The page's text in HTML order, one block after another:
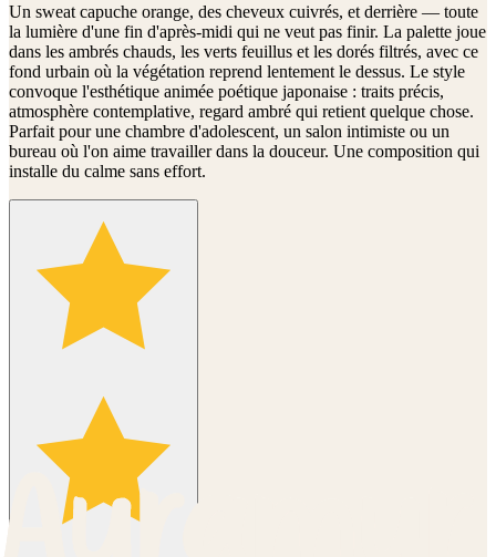
Un sweat capuche orange, des cheveux cuivrés, et derrière — toute
la lumière d'une fin d'après-midi qui ne veut pas finir. La palette joue
dans les ambrés chauds, les verts feuillus et les dorés filtrés, avec ce
fond urbain où la végétation reprend lentement le dessus. Le style
convoque l'esthétique animée poétique japonaise : traits précis,
atmosphère contemplative, regard ambré qui retient quelque chose.
Parfait pour une chambre d'adolescent, un salon intimiste ou un
bureau où l'on aime travailler dans la douceur. Une composition qui
installe du calme sans effort.